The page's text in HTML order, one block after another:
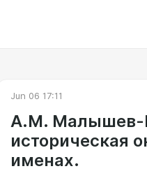
Jun 06 17:11
А.М. Малышев-
историческая
именах.